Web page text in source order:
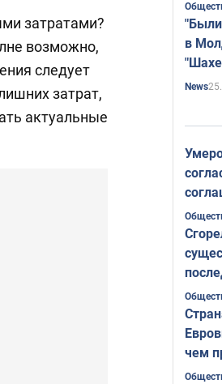
затратами?
возможно,
следует
затрат,
актуальные
в
News
чем